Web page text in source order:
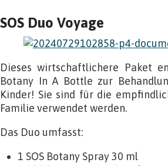
SOS Duo Voyage
Dieses wirtschaftlichere Paket
Botany In A Bottle zur
Kinder! Sie sind für die
Familie verwendet werden.
Das Duo umfasst:
1 SOS Botany Spray 30 ml